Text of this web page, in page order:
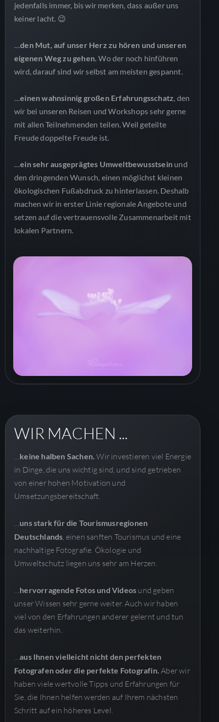
jedenfalls immer, bis wir merken, dass außer uns
keiner lacht. 😉
…den Mut, auf unser Herz zu hören und unseren
eigenen Weg zu gehen. Wo der noch hinführen
wird, darauf sind wir selbst am meisten gespannt.
…einen wahnsinnig großen Erfahrungsschatz, den
wir bei unseren Reisen und Workshops sehr gerne
mit allen Teilnehmenden teilen. Weil geteilte
Freude doppelte Freude ist.
…ein sehr ausgeprägtes Umweltbewusstsein und
den dringenden Wunsch, einen möglichst kleinen
ökologischen Fußabdruck zu hinterlassen. Deshalb
machen wir in erster Linie regionale Angebote und
setzen auf die vertrauensvolle Zusammenarbeit mit
lokalen Partnern.
WIR MACHEN ...
…keine halben Sachen. Wir investieren viel Energie
in Dinge, die uns wichtig sind, und sind getrieben
von einer hohen Motivation und
Umsetzungsbereitschaft.
…uns stark für die Tourismusregionen
Deutschlands, einen sanften Tourismus und eine
nachhaltige Fotografie. Ökologie und
Umweltschutz liegen uns sehr am Herzen.
…hervorragende Fotos und Videos und geben
unser Wissen sehr gerne weiter. Auch wir haben
viel von den Erfahrungen anderer gelernt und tun
das weiterhin.
…aus Ihnen vielleicht nicht den perfekten
Fotografen oder die perfekte Fotografin. Aber wir
haben viele wertvolle Tipps und Erfahrungen für
Sie, die Ihnen helfen werden auf Ihrem nächsten
Schritt auf ein höheres Level.